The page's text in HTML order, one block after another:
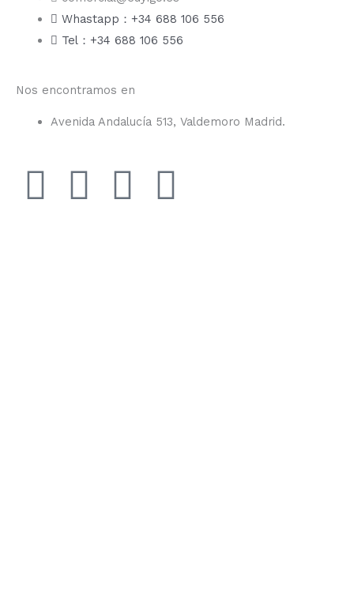
Whastapp：+34 688 106 556
Tel：+34 688 106 556
Nos encontramos en
Avenida Andalucía 513, Valdemoro Madrid.
F
I
Y
T